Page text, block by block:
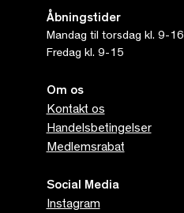
Åbningstider
Mandag til torsdag kl. 9-16
Fredag kl. 9-15
Om os
Kontakt os
Handelsbetingelser
Medlemsrabat
Social Media
Instagram